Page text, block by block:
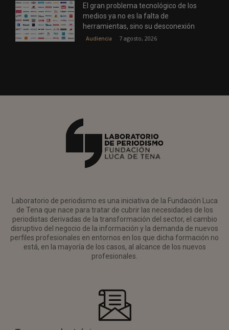
El gran problema tecnológico de los
medios ya no es la falta de
herramientas, sino su desconexión
Audiencia 7 agosto, 2026
Laboratorio de periodismo es una iniciativa de la Fundación Luca
de Tena que nace para tratar de cubrir las necesidades de los
periodistas derivadas de la transformación del sector, el cambio
disruptivo del negocio de la información y la demanda de nuevos
perfiles profesionales en entornos en los que dicha formación no
está, en la mayoría de los casos, al alcance de los nuevos
profesionales.